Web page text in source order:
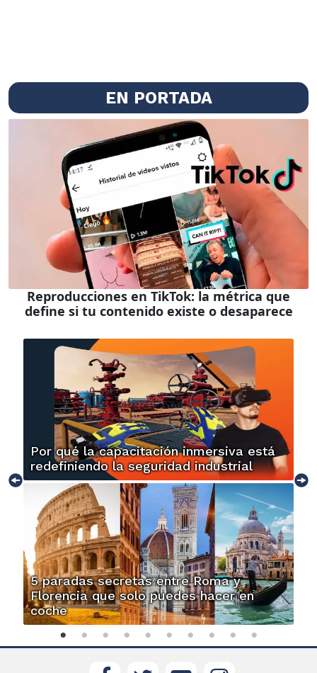
EN PORTADA
Reproducciones en TikTok: la métrica que
define si tu contenido existe o desaparece
Por qué la capacitación inmersiva está
redefiniendo la seguridad industrial
5 paradas secretas entre Roma y
Florencia que solo puedes hacer en
coche